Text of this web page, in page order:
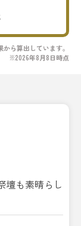
ら算出しています。
※2026年8月8日時点
壇も素晴らし